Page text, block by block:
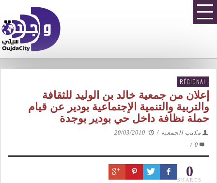
RÉGIONAL
إعلان من جمعية خالد بن الوليد للثقافة
والتربية والتنمية الإجتماعية بودير عن قيام
حملة نظافة داخل حي بودير بوجدة
مكتب الجمعية /
20/03/2010
0
/
0
SHARES